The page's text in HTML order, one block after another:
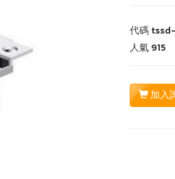
代碼
人氣915
加入